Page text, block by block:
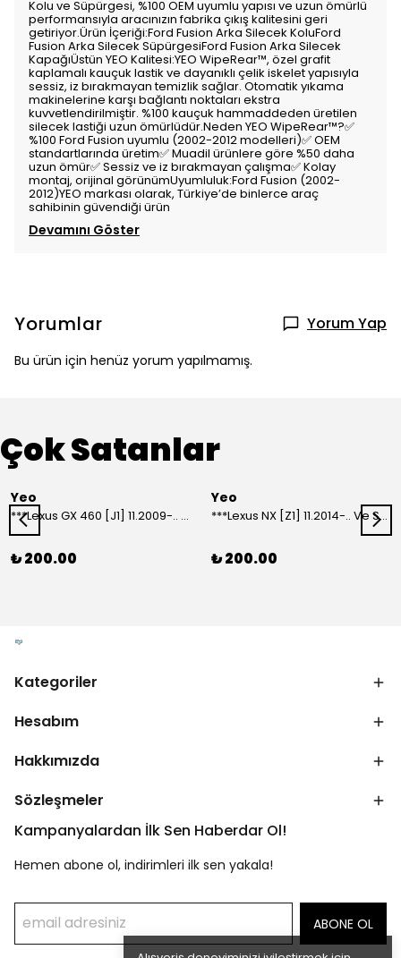
Kolu ve Süpürgesi, %100 OEM uyumlu yapısı ve uzun ömürlü
performansıyla aracınızın fabrika çıkış kalitesini geri
getiriyor.Ürün İçeriği:Ford Fusion Arka Silecek KoluFord
Fusion Arka Silecek SüpürgesiFord Fusion Arka Silecek
KapağıÜstün YEO Kalitesi:YEO WipeRear™️, özel grafit
kaplamalı kauçuk lastik ve dayanıklı çelik iskelet yapısıyla
sessiz, iz bırakmayan temizlik sağlar. Otomatik yıkama
makinelerine karşı bağlantı noktaları ekstra
kuvvetlendirilmiştir. %100 kauçuk hammaddeden üretilen
silecek lastiği uzun ömürlüdür.Neden YEO WipeRear™️?✅
%100 Ford Fusion uyumlu (2002-2012 modelleri)✅ OEM
standartlarında üretim✅ Muadil ürünlere göre %50 daha
uzun ömür✅ Sessiz ve iz bırakmayan çalışma✅ Kolay
montaj, orijinal görünümUyumluluk:Ford Fusion (2002-
2012)YEO markası olarak, Türkiye’de binlerce araç
sahibinin güvendiği ürün
Devamını Göster
Yorumlar Yorum Yap
Bu ürün için henüz yorum yapılmamış.
Çok Satanlar
Yeo
***Lexus GX 460 [J1] 11.2009-.. Ve Sonrası Model Yılları İçin Uyumlu Yeo Arka Silecek
₺ 200.00
Yeo
***Lexus NX [Z1] 11.2014-.. Ve Sonrası Model Yılları İçin Uyumlu Yeo Arka Silecek
₺ 200.00
Kategoriler
Hesabım
Hakkımızda
Sözleşmeler
Kampanyalardan İlk Sen Haberdar Ol!
Hemen abone ol, indirimleri ilk sen yakala!
ABONE OL